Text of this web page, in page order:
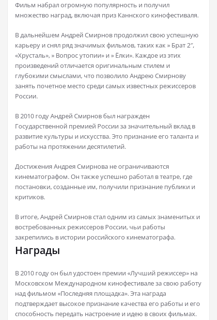
Фильм набрал огромную популярность и получил
множество наград, включая приз Каннского кинофестиваля.
В дальнейшем Андрей Смирнов продолжил свою успешную
карьеру и снял ряд значимых фильмов, таких как » Брат 2″,
«Хрусталь», » Вопрос утопии» и » Ёлки». Каждое из этих
произведений отличается оригинальным стилем и
глубокими смыслами, что позволило Андрею Смирнову
занять почетное место среди самых известных режиссеров
России.
В 2010 году Андрей Смирнов был награжден
Государственной премией России за значительный вклад в
развитие культуры и искусства. Это признание его таланта и
работы на протяжении десятилетий.
Достижения Андрея Смирнова не ограничиваются
кинематографом. Он также успешно работал в театре, где
постановки, созданные им, получили признание публики и
критиков.
В итоге, Андрей Смирнов стал одним из самых знаменитых и
востребованных режиссеров России, чьи работы
закрепились в истории российского кинематографа.
Награды
В 2010 году он был удостоен премии «Лучший режиссер» на
Московском Международном кинофестивале за свою работу
над фильмом «Последняя площадка». Эта награда
подтверждает высокое признание качества его работы и его
способность передать настроение и идею в своих фильмах.